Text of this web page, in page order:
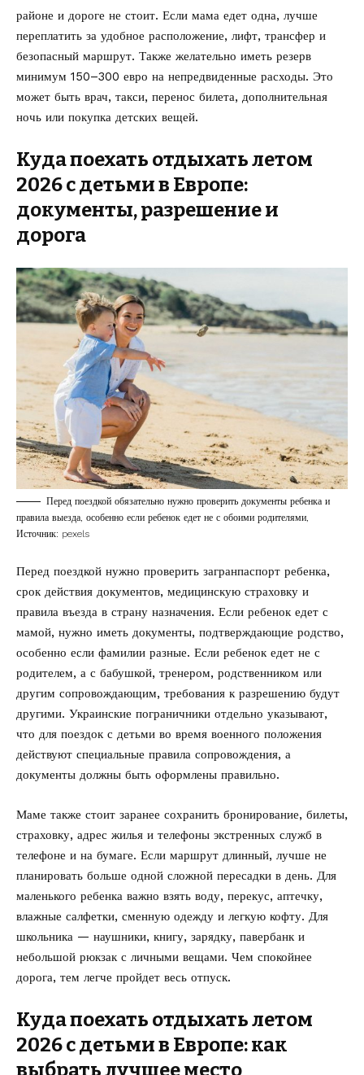
районе и дороге не стоит. Если мама едет одна, лучше
переплатить за удобное расположение, лифт, трансфер и
безопасный маршрут. Также желательно иметь резерв
минимум 150–300 евро на непредвиденные расходы. Это
может быть врач, такси, перенос билета, дополнительная
ночь или покупка детских вещей.
Куда поехать отдыхать летом
2026 с детьми в Европе:
документы, разрешение и
дорога
Перед поездкой обязательно нужно проверить документы ребенка и
правила выезда, особенно если ребенок едет не с обоими родителями,
Источник: pexels
Перед поездкой нужно проверить загранпаспорт ребенка,
срок действия документов, медицинскую страховку и
правила въезда в страну назначения. Если ребенок едет с
мамой, нужно иметь документы, подтверждающие родство,
особенно если фамилии разные. Если ребенок едет не с
родителем, а с бабушкой, тренером, родственником или
другим сопровождающим, требования к разрешению будут
другими. Украинские пограничники отдельно указывают,
что для поездок с детьми во время военного положения
действуют специальные правила сопровождения, а
документы должны быть оформлены правильно.
Маме также стоит заранее сохранить бронирование, билеты,
страховку, адрес жилья и телефоны экстренных служб в
телефоне и на бумаге. Если маршрут длинный, лучше не
планировать больше одной сложной пересадки в день. Для
маленького ребенка важно взять воду, перекус, аптечку,
влажные салфетки, сменную одежду и легкую кофту. Для
школьника — наушники, книгу, зарядку, павербанк и
небольшой рюкзак с личными вещами. Чем спокойнее
дорога, тем легче пройдет весь отпуск.
Куда поехать отдыхать летом
2026 с детьми в Европе: как
выбрать лучшее место